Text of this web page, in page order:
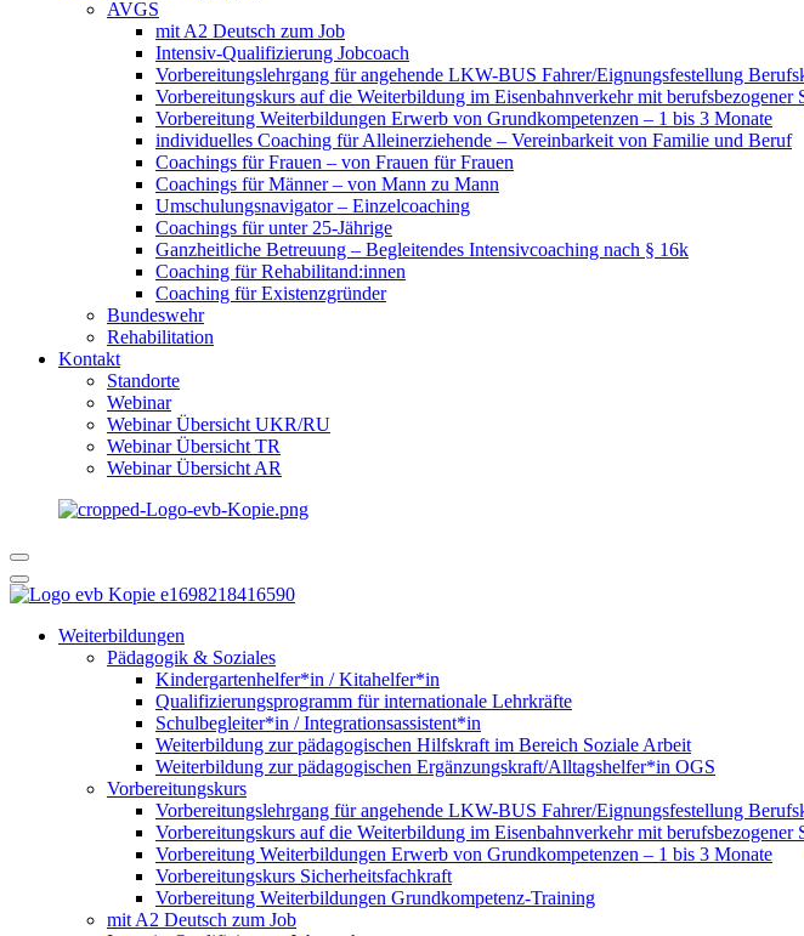
AVGS
mit A2 Deutsch zum Job
Intensiv-Qualifizierung Jobcoach
Vorbereitungslehrgang für angehende LKW-BUS Fahrer/Eignungsfestellung
Vorbereitungskurs auf die Weiterbildung im Eisenbahnverkehr mit berufsbezogener
Vorbereitung Weiterbildungen Erwerb von Grundkompetenzen – 1 bis 3 Monate
individuelles Coaching für Alleinerziehende – Vereinbarkeit von Familie und Beruf
Coachings für Frauen – von Frauen für Frauen
Coachings für Männer – von Mann zu Mann
Umschulungsnavigator – Einzelcoaching
Coachings für unter 25-Jährige
Ganzheitliche Betreuung – Begleitendes Intensivcoaching nach § 16k
Coaching für Rehabilitand:innen
Coaching für Existenzgründer
Bundeswehr
Rehabilitation
Kontakt
Standorte
Webinar
Webinar Übersicht UKR/RU
Webinar Übersicht TR
Webinar Übersicht AR
Weiterbildungen
Pädagogik & Soziales
Kindergartenhelfer*in / Kitahelfer*in
Qualifizierungsprogramm für internationale Lehrkräfte
Schulbegleiter*in / Integrationsassistent*in
Weiterbildung zur pädagogischen Hilfskraft im Bereich Soziale Arbeit
Weiterbildung zur pädagogischen Ergänzungskraft/Alltagshelfer*in OGS
Vorbereitungskurs
Vorbereitungslehrgang für angehende LKW-BUS Fahrer/Eignungsfestellung
Vorbereitungskurs auf die Weiterbildung im Eisenbahnverkehr mit berufsbezogener
Vorbereitung Weiterbildungen Erwerb von Grundkompetenzen – 1 bis 3 Monate
Vorbereitungskurs Sicherheitsfachkraft
Vorbereitung Weiterbildungen Grundkompetenz-Training
mit A2 Deutsch zum Job